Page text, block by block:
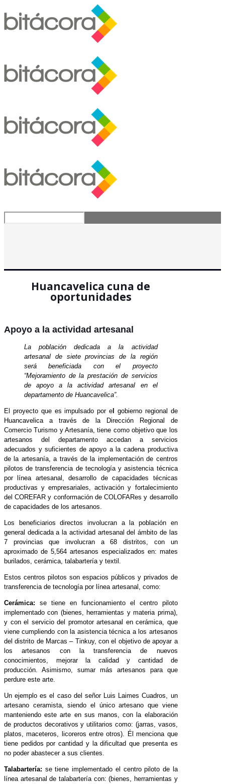
Huancavelica cuna de
oportunidades
Apoyo a la actividad artesanal
La población dedicada a la actividad
artesanal de siete provincias de la región
será beneficiada con el proyecto
“Mejoramiento de la prestación de servicios
de apoyo a la actividad artesanal en el
departamento de Huancavelica”.
El proyecto que es impulsado por e
gobierno regional de
Huancavelica a través de la Dirección Regional de
Comercio Turismo y Artesanía, tiene como objetivo que los
artesanos del departamento accedan a servicios
adecuados y suficientes de apoyo a la cadena productiva
de la artesanía, a través de la implementación de centros
pilotos de transferencia de tecnología y asistencia técnica
por línea artesanal, desarrollo de capacidades técnicas
productivas y empresariales, activación y fortalecimiento
del COREFAR y conformación de COLOFARes y desarrollo
de capacidades de los artesanos.
Los beneficiarios directos involucran a la población en
general dedicada a la actividad artesanal del ámbito de las
7 provincias que involucran a 68 distritos, con un
aproximado de 5,564 artesanos especializados en: mates
burilados, cerámica, talabartería y textil.
Estos centros pilotos son espacios públicos y privados de
transferencia de tecnología por línea artesanal, como:
Cerámica: se tiene en funcionamiento el centro piloto
implementado con (bienes, herramientas y materia prima),
y con el servicio del promotor artesanal en cerámica, que
viene cumpliendo con la asistencia técnica a los artesanos
del distrito de Marcas – Tinkuy, con el objetivo de apoyar a
los artesanos con la transferencia de nuevos
conocimientos, mejorar la calidad y cantidad de
producción. Asimismo, sumar más artesanos para que
perdure este arte.
Un ejemplo es el caso del señor Luis Laimes Cuadros, un
artesano ceramista, siendo el único artesano que viene
manteniendo este arte en sus manos, con la elaboración
de productos decorativos y utilitarios como: (jarras, vasos,
platos, maceteros, licoreros entre otros). Él menciona que
tiene pedidos por cantidad y la dificultad que presenta es
no poder abastecer a sus clientes.
Talabartería: se tiene implementado el centro piloto de la
línea artesanal de talabartería con: (bienes, herramientas y